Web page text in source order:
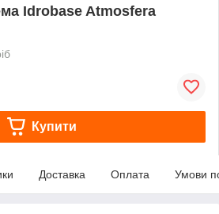
Idrobase Atmosfera
Купити
Доставка Оплата Умови